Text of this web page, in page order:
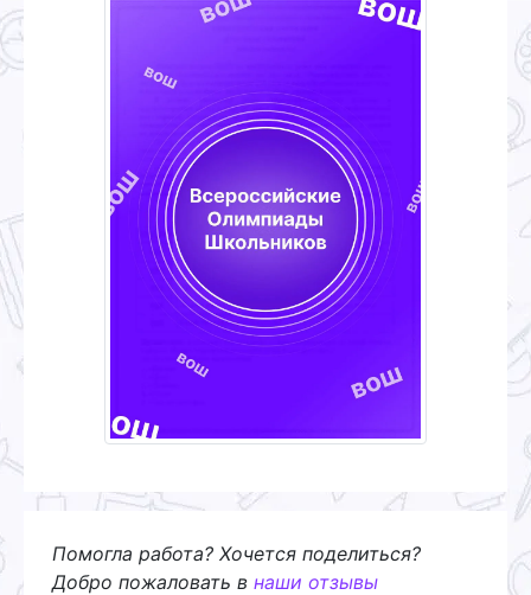
Помогла работа? Хочется поделиться?
Добро пожаловать в наши отзывы